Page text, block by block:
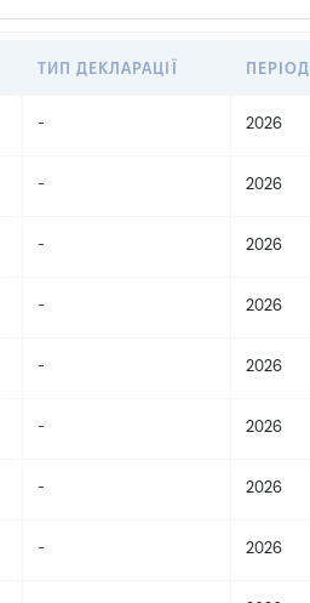
ТИП ДЕКЛАРАЦІЇ ПЕРІОД
- 2026
- 2026
- 2026
- 2026
- 2026
- 2026
- 2026
- 2026